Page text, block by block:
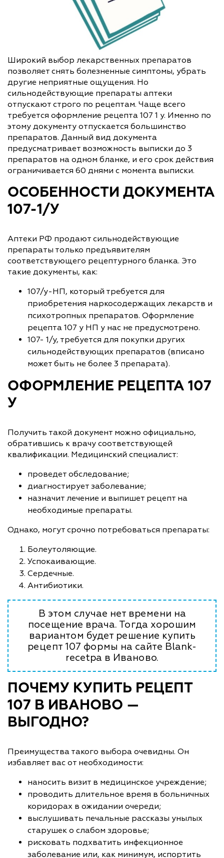
Широкий выбор лекарственных препаратов
позволяет снять болезненные симптомы, убрать
другие неприятные ощущения. Но
сильнодействующие препараты аптеки
отпускают строго по рецептам. Чаще всего
требуется оформление рецепта 107 1 у. Именно по
этому документу отпускается большинство
препаратов. Данный вид документа
предусматривает возможность выписки до 3
препаратов на одном бланке, и его срок действия
ограничивается 60 днями с момента выписки.
ОСОБЕННОСТИ ДОКУМЕНТА
107-1/У
Аптеки РФ продают сильнодействующие
препараты только предъявителям
соответствующего рецептурного бланка. Это
такие документы, как:
107/у-НП, который требуется для
приобретения наркосодержащих лекарств и
психотропных препаратов. Оформление
рецепта 107 у НП у нас не предусмотрено.
107- 1/у, требуется для покупки других
сильнодействующих препаратов (вписано
может быть не более 3 препарата).
ОФОРМЛЕНИЕ РЕЦЕПТА 107
У
Получить такой документ можно официально,
обратившись к врачу соответствующей
квалификации. Медицинский специалист:
проведет обследование;
диагностирует заболевание;
назначит лечение и выпишет рецепт на
необходимые препараты.
Однако, могут срочно потребоваться препараты:
Болеутоляющие.
Успокаивающие.
Сердечные.
Антибиотики.
В этом случае нет времени на
посещение врача. Тогда хорошим
вариантом будет решение купить
рецепт 107 формы на сайте Blank-
recetpa в Иваново.
ПОЧЕМУ КУПИТЬ РЕЦЕПТ
107 В ИВАНОВО —
ВЫГОДНО?
Преимущества такого выбора очевидны. Он
избавляет вас от необходимости:
наносить визит в медицинское учреждение;
проводить длительное время в больничных
коридорах в ожидании очереди;
выслушивать печальные рассказы унылых
старушек о слабом здоровье;
рисковать подхватить инфекционное
заболевание или, как минимум, испортить